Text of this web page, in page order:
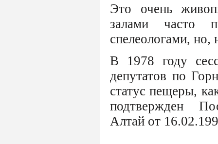
Это очень
залами часто
спелеологами, но,
В 1978 году
депутатов по
статус пещеры,
подтвержден
Алтай от